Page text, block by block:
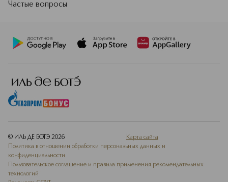
Частые вопросы
© ИЛЬ ДЕ БОТЭ 2026
Карта сайта
Политика в отношении обработки персональных данных и
конфиденциальности
Пользовательское соглашение и правила применения рекомендательных
технологий